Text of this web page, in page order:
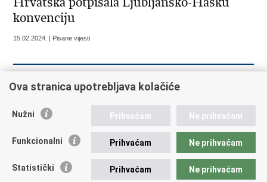
konvenciju
15.02.2024. | Pisane vijesti
« Prethodna 1 2 3 Sljedeća »
Republika Hrvatska
Trg N.Š. Zrinskog 7-8, 10000 Zagreb
Ova stranica upotrebljava kolačiće
Nužni Prihvaćam Ne prihvaćam
Funkcionalni Prihvaćam Ne prihvaćam
Statistički Prihvaćam Ne prihvaćam